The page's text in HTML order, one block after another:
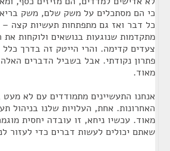
כי הם מסתכלים על משק שלם, משק
כל דבר ואז גם מתפתחות תעשיות קצה –
מתקדמות שנוגעות בנושאים ולוקחות
צעדים קדימה. והרי הייטק זה בדרך
פתרון נקודתי. אבל בשביל הדברים
מאוד.
אנחנו התעשיינים מתמודדים עם לא מעט
האחרונות. אחת, העלויות שלנו בניהול
מאוד. עכשיו ניחא, זו עובדה יחסית
שאתם יכולים לעשות דברים כדי לעזור